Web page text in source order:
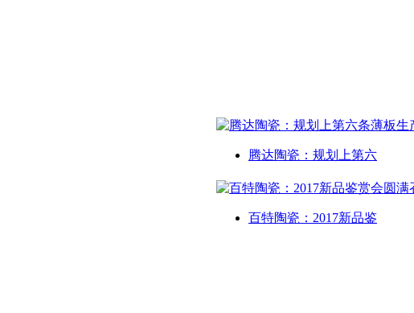
腾达陶瓷：规划上第六
百特陶瓷：2017新品鉴